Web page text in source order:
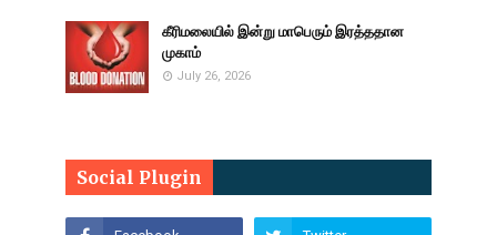
கீரிமலையில் இன்று மாபெரும் இரத்ததான
முகாம்
July 26, 2026
Social Plugin